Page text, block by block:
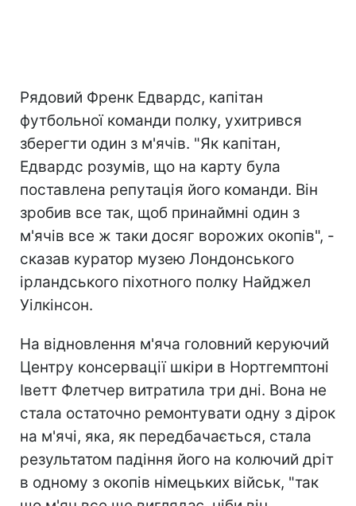
Рядовий Френк Едвардс, капітан
футбольної команди полку, ухитрився
зберегти один з м'ячів. "Як капітан,
Едвардс розумів, що на карту була
поставлена ​​репутація його команди. Він
зробив все так, щоб принаймні один з
м'ячів все ж таки досяг ворожих окопів", -
сказав куратор музею Лондонського
ірландського піхотного полку Найджел
Уілкінсон.
На відновлення м'яча головний керуючий
Центру консервації шкіри в Нортгемптоні
Іветт Флетчер витратила три дні. Вона не
стала остаточно ремонтувати одну з дірок
на м'ячі, яка, як передбачається, стала
результатом падіння його на колючий дріт
в одному з окопів німецьких військ, "так